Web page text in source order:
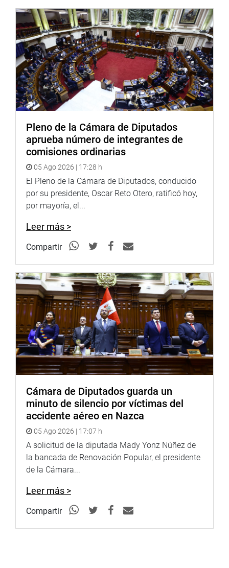
Puede encontrar más información en nuestra página web
y redes sociales.
Heraldo:goo.gl/Ty5Tto
Portal: http://www.congreso.gob.pe/
Facebook:https://goo.gl/s5t7XN
Twitter:https://goo.gl/iMywRR
Radio:goo.gl/hMwTg1
fotografia.congreso.gob.pe
Pleno de la Cámara de Diputados
aprueba número de integrantes de
comisiones ordinarias
05 Ago 2026 | 17:28 h
El Pleno de la Cámara de Diputados, conducido
por su presidente, Oscar Reto Otero, ratificó hoy,
por mayoría, el...
Leer más >
Compartir
Cámara de Diputados guarda un
minuto de silencio por víctimas del
accidente aéreo en Nazca
05 Ago 2026 | 17:07 h
A solicitud de la diputada Mady Yonz Núñez de
la bancada de Renovación Popular, el presidente
de la Cámara...
Leer más >
Compartir